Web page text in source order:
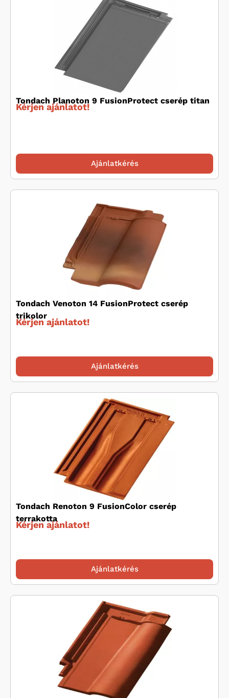
Tondach Planoton 9 FusionProtect cserép titan
Kérjen ajánlatot!
Ajánlatkérés
Tondach Venoton 14 FusionProtect cserép
trikolor
Kérjen ajánlatot!
Ajánlatkérés
Tondach Renoton 9 FusionColor cserép
terrakotta
Kérjen ajánlatot!
Ajánlatkérés